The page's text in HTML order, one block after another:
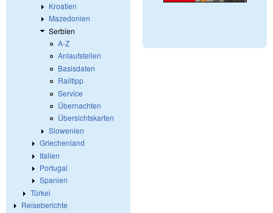
Kroatien
Mazedonien
Serbien
A-Z
Anlaufstellen
Basisdaten
Railtipp
Service
Übernachten
Übersichtskarten
Slowenien
Griechenland
Italien
Portugal
Spanien
Türkei
Reiseberichte